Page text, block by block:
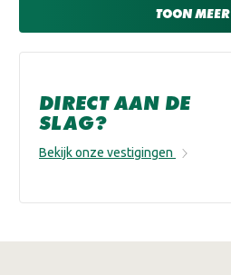
TOON MEER
DIRECT AAN DE
SLAG?
Bekijk onze vestigingen